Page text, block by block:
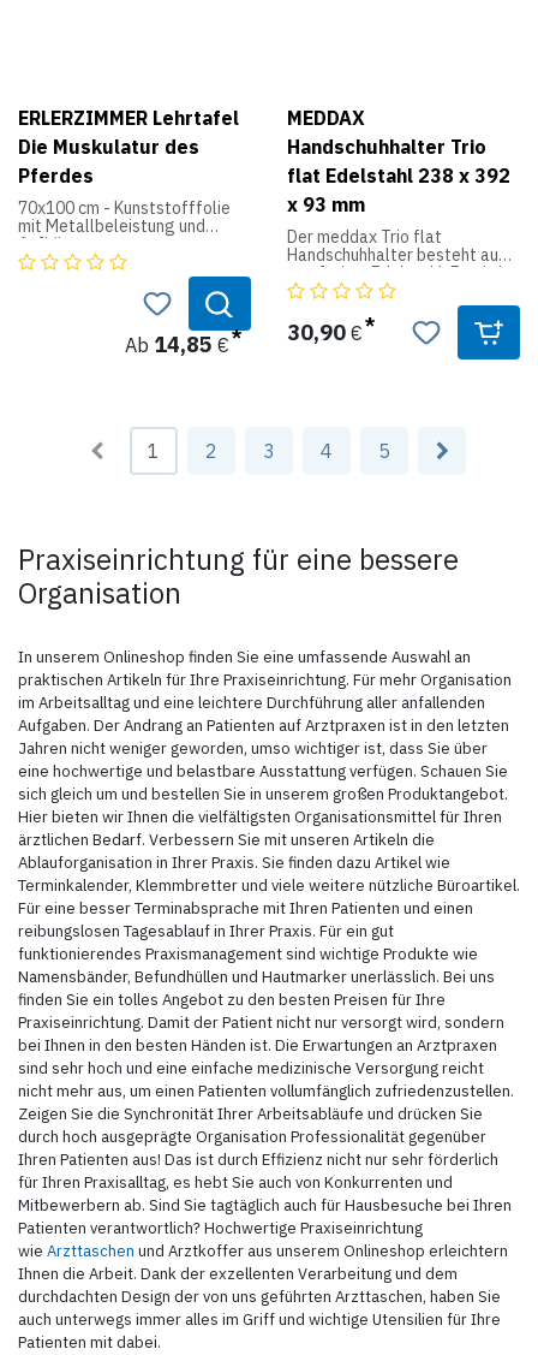
ERLERZIMMER Lehrtafel
Die Muskulatur des
Pferdes
70x100 cm - Kunststofffolie
mit Metallbeleistung und
Aufhänger
50x70 cm - Kunstdruckpapier
mit Beleistung und Aufhänger
Ab 14,85 €
MEDDAX
Handschuhhalter Trio
flat Edelstahl 238 x 392
x 93 mm
Der meddax Trio flat
Handschuhhalter besteht aus
rostfreiem Edelstahl. Er wird
inkl. Befestigungsmaterial
ausgeliefert. Zur besseren
Übersicht sind die Größen S, M,
L seitlich eingestanzt. So fasst
der Halter bis zu 3 Packungen
Material: Edelstahl
alle anderen gängigen Marken
30,90€
1 2 3 4 5
Praxiseinrichtung für eine bessere
Organisation
In unserem Onlineshop finden Sie eine umfassende Auswahl an
praktischen Artikeln für Ihre Praxiseinrichtung. Für mehr Organisation
im Arbeitsalltag und eine leichtere Durchführung aller anfallenden
Aufgaben. Der Andrang an Patienten auf Arztpraxen ist in den letzten
Jahren nicht weniger geworden, umso wichtiger ist, dass Sie über
eine hochwertige und belastbare Ausstattung verfügen. Schauen Sie
sich gleich um und bestellen Sie in unserem großen Produktangebot.
Hier bieten wir Ihnen die vielfältigsten Organisationsmittel für Ihren
ärztlichen Bedarf. Verbessern Sie mit unseren Artikeln die
Ablauforganisation in Ihrer Praxis. Sie finden dazu Artikel wie
Terminkalender, Klemmbretter und viele weitere nützliche Büroartikel.
Für eine besser Terminabsprache mit Ihren Patienten und einen
reibungslosen Tagesablauf in Ihrer Praxis. Für ein gut
funktionierendes Praxismanagement sind wichtige Produkte wie
Namensbänder, Befundhüllen und Hautmarker unerlässlich. Bei uns
finden Sie ein tolles Angebot zu den besten Preisen für Ihre
Praxiseinrichtung. Damit der Patient nicht nur versorgt wird, sondern
bei Ihnen in den besten Händen ist. Die Erwartungen an Arztpraxen
sind sehr hoch und eine einfache medizinische Versorgung reicht
nicht mehr aus, um einen Patienten vollumfänglich zufriedenzustellen.
Zeigen Sie die Synchronität Ihrer Arbeitsabläufe und drücken Sie
durch hoch ausgeprägte Organisation Professionalität gegenüber
Ihren Patienten aus! Das ist durch Effizienz nicht nur sehr förderlich
für Ihren Praxisalltag, es hebt Sie auch von Konkurrenten und
Mitbewerbern ab. Sind Sie tagtäglich auch für Hausbesuche bei Ihren
Patienten verantwortlich? Hochwertige Praxiseinrichtung
wie Arzttaschen und Arztkoffer aus unserem Onlineshop erleichtern
Ihnen die Arbeit. Dank der exzellenten Verarbeitung und dem
durchdachten Design der von uns geführten Arzttaschen, haben Sie
auch unterwegs immer alles im Griff und wichtige Utensilien für Ihre
Patienten mit dabei.